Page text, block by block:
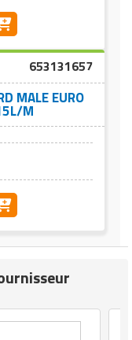
653131657
MALE EURO
M